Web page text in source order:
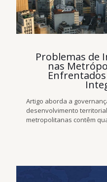
Problemas de
nas
Artigo aborda a
desenvolvimento
metropolitanas contêm